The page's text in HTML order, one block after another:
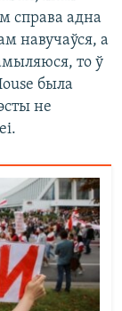
справа адна
навучаўся, а
то ў
была
не